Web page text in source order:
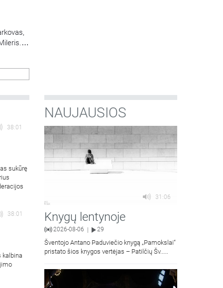
ir
38:01
sukūrę
38:01
kalbina
NAUJAUSIOS
31:06
Knygų lentynoje
2026-08-06 29
Šventojo Antano Paduviečio knygą „Pamokslai“
pristato šios knygos vertėjas – Patilčių Šv.
moralinės teologijos dr. Algirdas Petras